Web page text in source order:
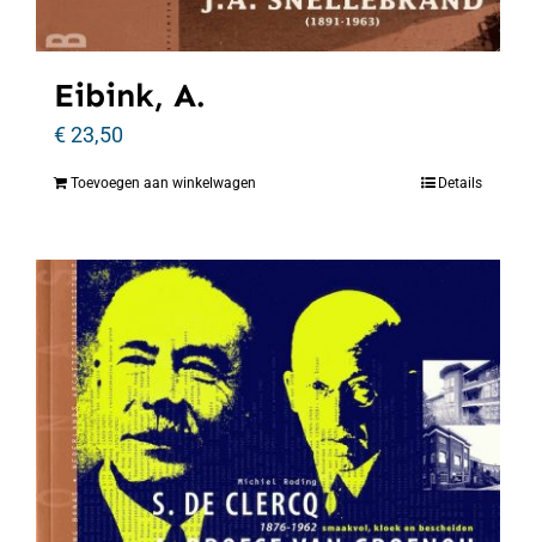
Eibink, A.
€23,50
Toevoegen aan winkelwagen Details